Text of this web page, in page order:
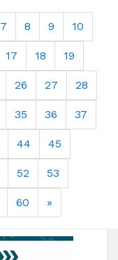
7 8 9 10
17 18 19
26 27 28
35 36 37
44 45
52 53
60 »